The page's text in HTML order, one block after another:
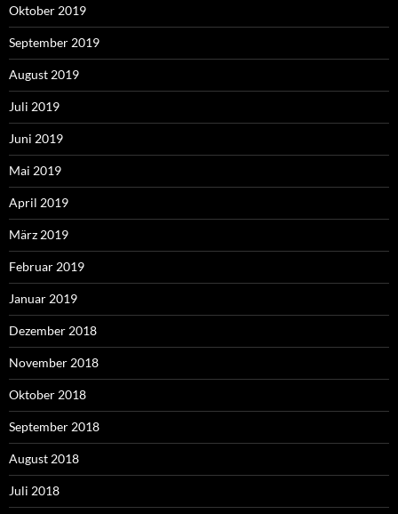
Oktober 2019
September 2019
August 2019
Juli 2019
Juni 2019
Mai 2019
April 2019
März 2019
Februar 2019
Januar 2019
Dezember 2018
November 2018
Oktober 2018
September 2018
August 2018
Juli 2018